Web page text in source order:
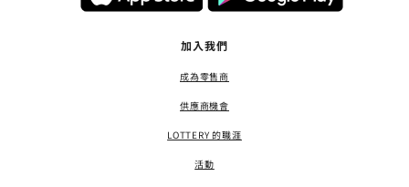
加入我們
成為零售商
供應商機會
LOTTERY 的職涯
活動